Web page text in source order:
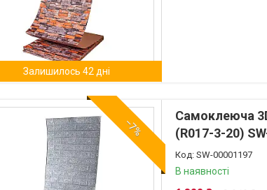
Залишилось 42 дні
–7%
Самоклеюча
(R017-3-20)
SW-00001197
В наявності